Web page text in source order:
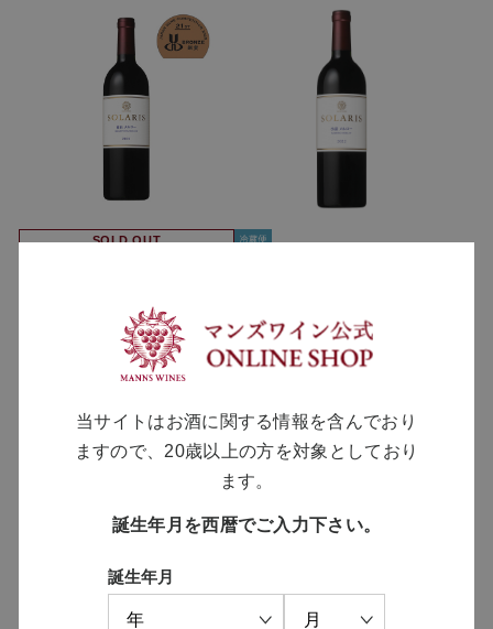
SOLD OUT
ソラリス 東山 メルロー 2021
ソラリス 千曲川 カベルネ・ソ
ソラリス ラ・クロワ 2022
当サイトはお酒に関する情報を含んでおり
ますので、20歳以上の方を対象としており
ます。
誕生年月を西暦でご入力下さい。
誕生年月